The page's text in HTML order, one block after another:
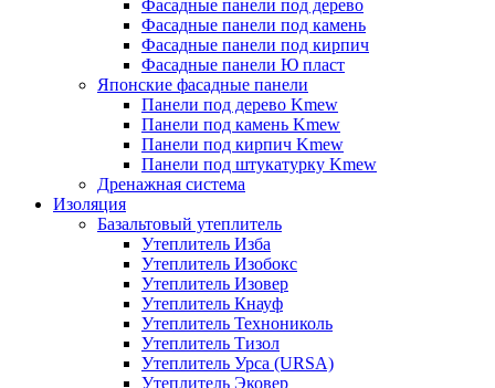
Фасадные панели под дерево
Фасадные панели под камень
Фасадные панели под кирпич
Фасадные панели Ю пласт
Японские фасадные панели
Панели под дерево Kmew
Панели под камень Kmew
Панели под кирпич Kmew
Панели под штукатурку Kmew
Дренажная система
Изоляция
Базальтовый утеплитель
Утеплитель Изба
Утеплитель Изобокс
Утеплитель Изовер
Утеплитель Кнауф
Утеплитель Технониколь
Утеплитель Тизол
Утеплитель Урса (URSA)
Утеплитель Эковер